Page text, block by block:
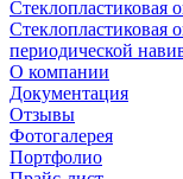
Стеклопластиковая
Стеклопластиковая
периодической
О компании
Документация
Отзывы
Фотогалерея
Портфолио